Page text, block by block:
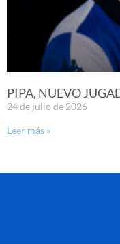
PIPA, NUEVO
24 de julio de 2026
Leer más »